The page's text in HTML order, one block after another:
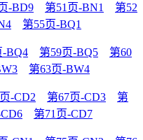
-BD9 第51页-BN1
第52
第55页-BQ1
-BQ4 第59页-BQ5
第60
第63页-BW4
-CD2 第67页-CD3
第
第71页-CD7